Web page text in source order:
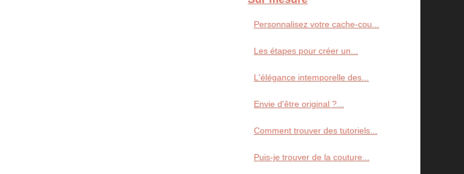
Personnalisez votre cache-cou...
Les étapes pour créer un...
L'élégance intemporelle des...
Envie d'être original ?...
Comment trouver des tutoriels...
Puis-je trouver de la couture...